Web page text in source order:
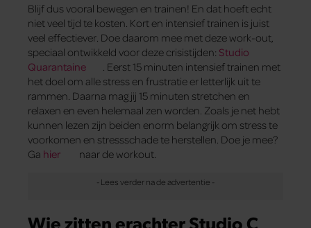
Blijf dus vooral bewegen en trainen! En dat hoeft echt
niet veel tijd te kosten. Kort en intensief trainen is juist
veel effectiever. Doe daarom mee met deze work-out,
speciaal ontwikkeld voor deze crisistijden: Studio
Quarantaine
. Eerst 15 minuten intensief trainen met
het doel om alle stress en frustratie er letterlijk uit te
rammen. Daarna mag jij 15 minuten stretchen en
relaxen en even helemaal zen worden. Zoals je net hebt
kunnen lezen zijn beiden enorm belangrijk om stress te
voorkomen en stressschade te herstellen. Doe je mee?
Ga hier naar de workout.
Wie zitten erachter Studio C